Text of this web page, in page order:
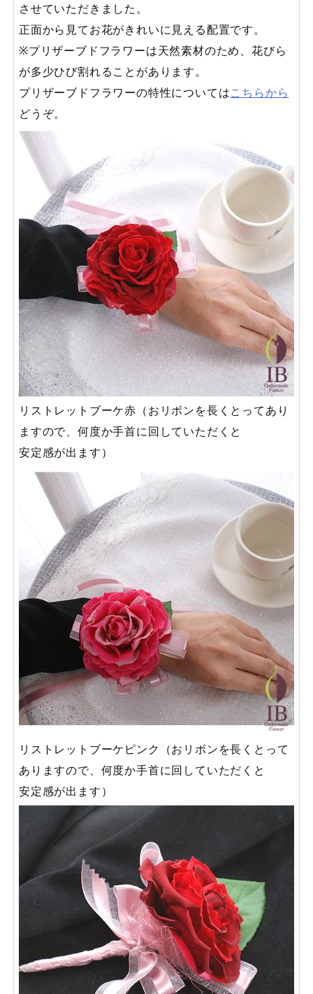
させていただきました。
正面から見てお花がきれいに見える配置です。
※プリザーブドフラワーは天然素材のため、花びら
が多少ひび割れることがあります。
プリザーブドフラワーの特性についてはこちらから
どうぞ。
リストレットブーケ赤（おリボンを長くとってあり
ますので、何度か手首に回していただくと
安定感が出ます）
リストレットブーケピンク（おリボンを長くとって
ありますので、何度か手首に回していただくと
安定感が出ます）